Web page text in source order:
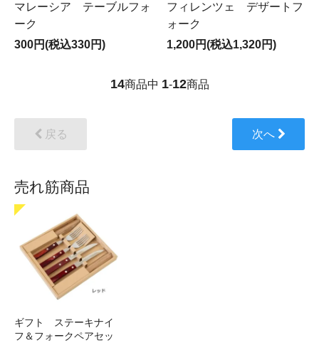
マレーシア テーブルフォ
ーク
300円(税込330円)
フィレンツェ デザートフ
ォーク
1,200円(税込1,320円)
14商品中 1-12商品
戻る 次へ
売れ筋商品
ギフト ステーキナイ
フ＆フォークペアセッ